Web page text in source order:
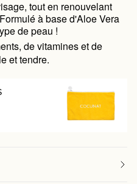
tout en renouvelant
à base d'Aloe Vera
de peau !
de vitamines et de
et tendre.